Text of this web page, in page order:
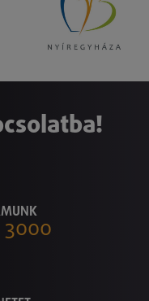
3000